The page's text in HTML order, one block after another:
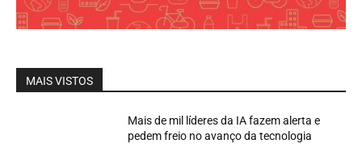
MAIS VISTOS
Mais de mil líderes da IA fazem alerta e
pedem freio no avanço da tecnologia